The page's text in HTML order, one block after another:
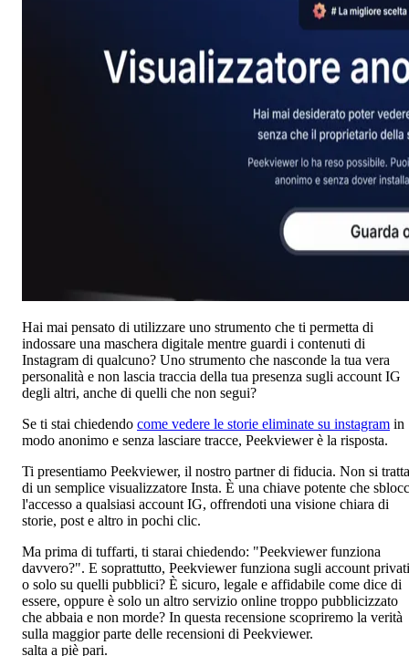
Hai mai pensato di utilizzare uno strumento che ti permetta di
indossare una maschera digitale mentre guardi i contenuti di
Instagram di qualcuno? Uno strumento che nasconde la tua vera
personalità e non lascia traccia della tua presenza sugli account IG
degli altri, anche di quelli che non segui?
Se ti stai chiedendo come vedere le storie eliminate su instagram in
modo anonimo e senza lasciare tracce, Peekviewer è la risposta.
Ti presentiamo Peekviewer, il nostro partner di fiducia. Non si tratta
di un semplice visualizzatore Insta. È una chiave potente che
l'accesso a qualsiasi account IG, offrendoti una visione chiara di
storie, post e altro in pochi clic.
Ma prima di tuffarti, ti starai chiedendo: "Peekviewer funziona
davvero?". E soprattutto, Peekviewer funziona sugli account privati
o solo su quelli pubblici? È sicuro, legale e affidabile come dice di
essere, oppure è solo un altro servizio online troppo pubblicizzato
che abbaia e non morde? In questa recensione scopriremo la verità
sulla maggior parte delle recensioni di Peekviewer.
salta a piè pari.